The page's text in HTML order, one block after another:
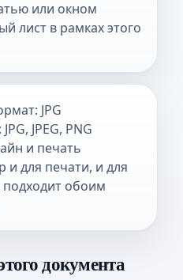
или окном
лист в рамках этого
JPG
JPEG, PNG
и печать
и для печати, и для
обоим
документа